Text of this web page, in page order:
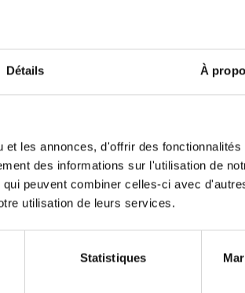
Détails À
les annonces, d'offrir des
des informations sur l'utilisation de
peuvent combiner celles-ci avec
utilisation de leurs services.
Statistiques
revised edition
Run. Optimize.
souple
2022 226
Marketing like a PRO
2023 352